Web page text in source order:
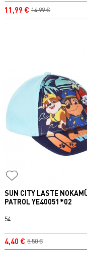
11,99 € 14,99 €
SUN CITY LASTE
PATROL YE40051*02
4,40 € 5,50 €
54